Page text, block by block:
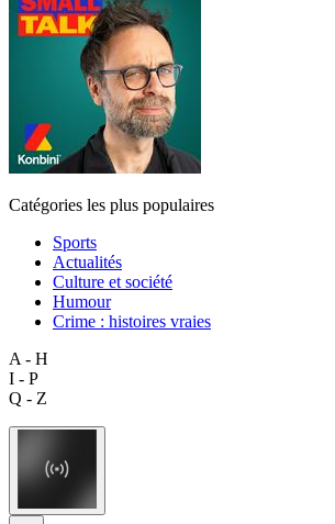
Catégories les plus populaires
Sports
Actualités
Culture et société
Humour
Crime : histoires vraies
A - H
I - P
Q - Z